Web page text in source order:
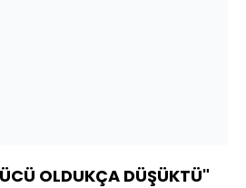
OLDUKÇA DÜŞÜKTÜ"